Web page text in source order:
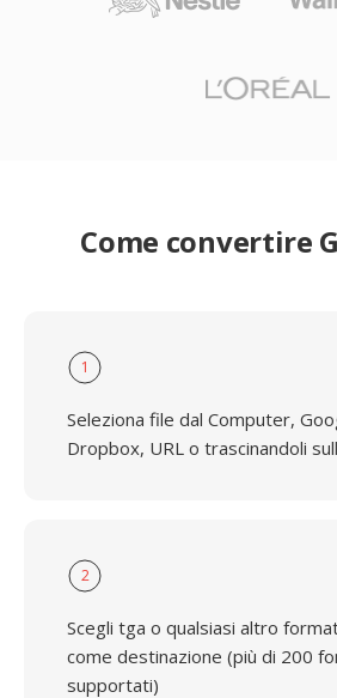
Come convertire
1
Seleziona file dal Computer,
Dropbox, URL o trascinandoli
2
Scegli tga o qualsiasi altro
come destinazione (più di 200
supportati)